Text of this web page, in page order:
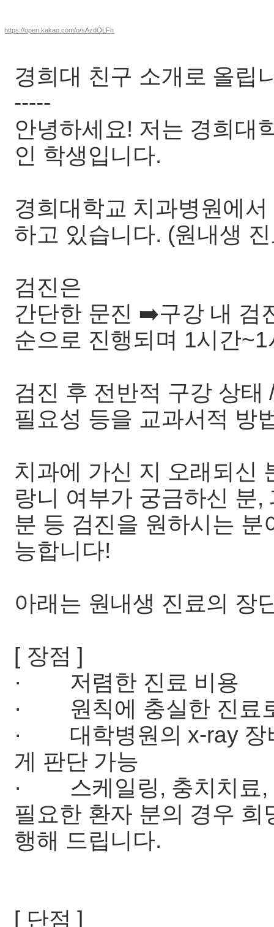
https://open.kakao.com/o/sAzdOLFh
경희대 친구 소개로 올립
-----
안녕하세요! 저는 경희대
인 학생입니다.
경희대학교 치과병원에
하고 있습니다. (원내생
검진은
간단한 문진 ➡️구강 내 검
순으로 진행되며 1시간
검진 후 전반적 구강 상
필요성 등을 교과서적 방
치과에 가신 지 오래되신
랑니 여부가 궁금하신 분
분 등 검진을 원하시는
능합니다!
아래는 원내생 진료의 장
[ 장점 ]
· 저렴한 진료 비용
· 원칙에 충실한 진료
· 대학병원의 x-ray 장
게 판단 가능
· 스케일링, 충치치료,
필요한 환자 분의 경우
행해 드립니다.
[ 단점 ]